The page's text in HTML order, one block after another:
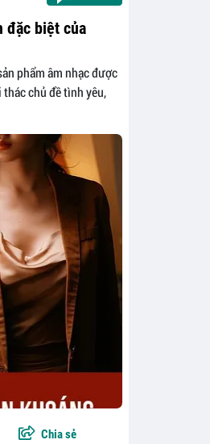
đặc biệt của
phẩm âm nhạc được
chủ đề tình yêu,
Chia sẻ